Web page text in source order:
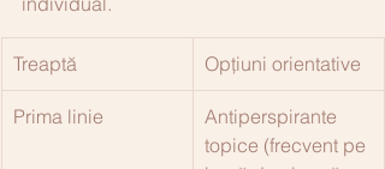
Treaptă Opțiuni orientative
Prima linie
Antiperspirante
topice (frecvent pe